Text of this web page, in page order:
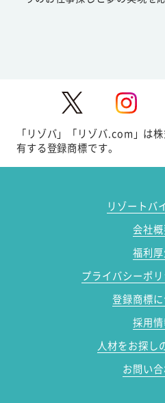
「リゾバ」「リゾバ.com」は
有する登録商標です。
リゾートバ
会社
福利
プライバシーポ
登録商標
採用
人材をお探し
お問い